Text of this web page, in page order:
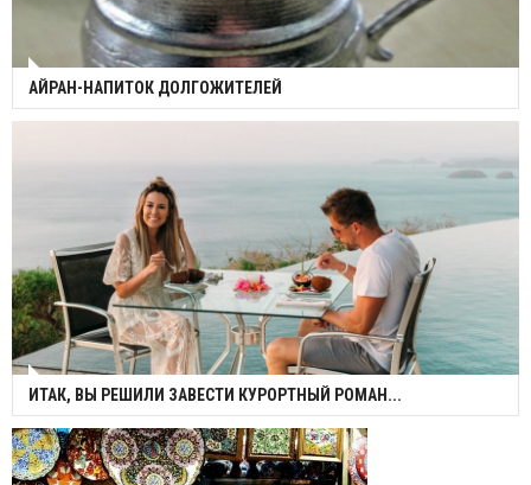
АЙРАН-НАПИТОК ДОЛГОЖИТЕЛЕЙ
ИТАК, ВЫ РЕШИЛИ ЗАВЕСТИ КУРОРТНЫЙ РОМАН...